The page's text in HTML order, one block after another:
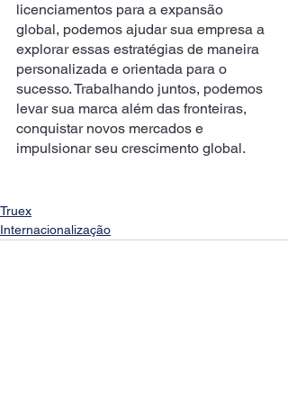
licenciamentos para a expansão
global, podemos ajudar sua empresa a
explorar essas estratégias de maneira
personalizada e orientada para o
sucesso. Trabalhando juntos, podemos
levar sua marca além das fronteiras,
conquistar novos mercados e
impulsionar seu crescimento global.
Truex
Internacionalização